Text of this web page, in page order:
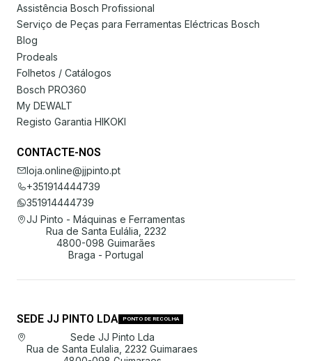
Assistência Bosch Profissional
Serviço de Peças para Ferramentas Eléctricas Bosch
Blog
Prodeals
Folhetos / Catálogos
Bosch PRO360
My DEWALT
Registo Garantia HIKOKI
CONTACTE-NOS
loja.online@jjpinto.pt
+351914444739
351914444739
JJ Pinto - Máquinas e Ferramentas
Rua de Santa Eulália, 2232
4800-098 Guimarães
Braga - Portugal
SEDE JJ PINTO LDA PONTO DE RECOLHA
Sede JJ Pinto Lda
Rua de Santa Eulalia, 2232 Guimaraes